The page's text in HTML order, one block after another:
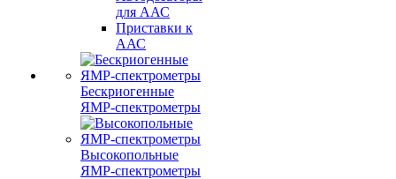
для ААС
Приставки к
ААС
Бескриогенные
ЯМР‑спектрометры
Высокопольные
ЯМР‑спектрометры